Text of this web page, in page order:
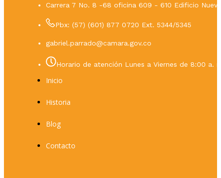
Carrera 7 No. 8 -68 oficina 609 - 610 Edificio
Pbx: (57) (601) 877 0720 Ext. 5344/5345
gabriel.parrado@camara.gov.co
Horario de atención Lunes a Viernes de 8:00 a.
Inicio
Historia
Blog
Contacto